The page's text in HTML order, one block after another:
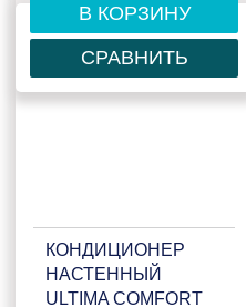
В КОРЗИНУ
СРАВНИТЬ
КОНДИЦИОНЕР
НАСТЕННЫЙ
ULTIMA COMFORT